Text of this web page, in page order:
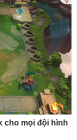
cho mọi đội hình